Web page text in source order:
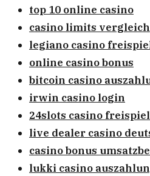
top 10 online casino
casino limits vergleich
legiano casino
online casino bonus
bitcoin casino
irwin casino login
24slots casino
live dealer casino
casino bonus
lukki casino